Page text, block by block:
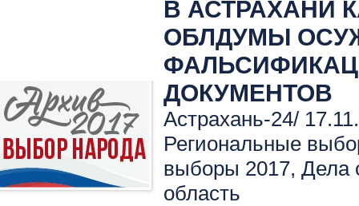
В АСТРАХАНИ
ОБЛДУМЫ
ДОКУМЕНТОВ
Астрахань-24/
Региональные
выборы 2017, Дела
область